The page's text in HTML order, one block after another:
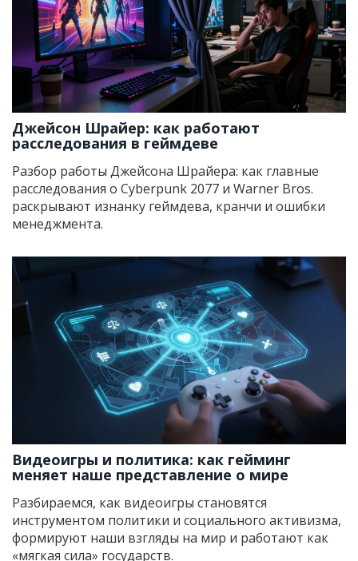
Джейсон Шрайер: как работают
расследования в геймдеве
Разбор работы Джейсона Шрайера: как главные
расследования о Cyberpunk 2077 и Warner Bros.
раскрывают изнанку геймдева, кранчи и ошибки
менеджмента.
Видеоигры и политика: как гейминг
меняет наше представление о мире
Разбираемся, как видеоигры становятся
инструментом политики и социального активизма,
формируют наши взгляды на мир и работают как
«мягкая сила» государств.